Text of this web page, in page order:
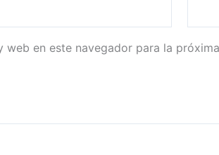
en este navegador para la